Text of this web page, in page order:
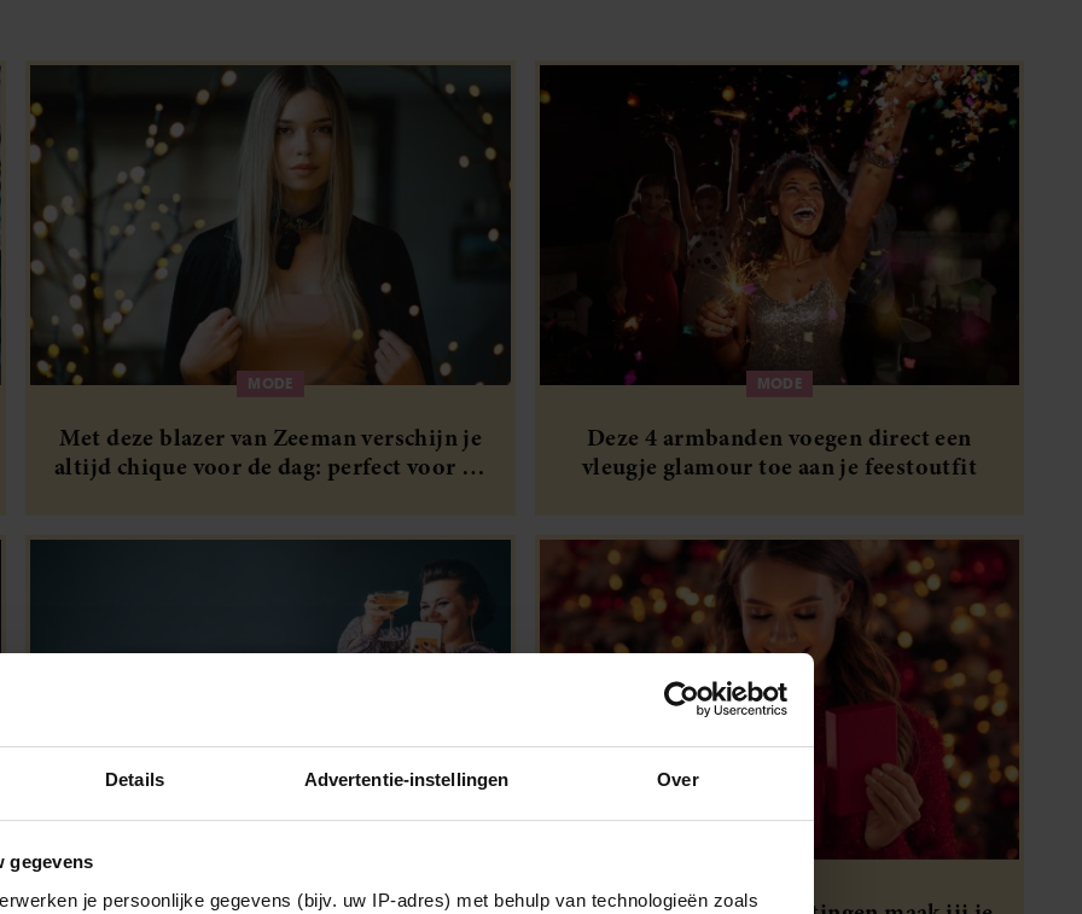
Details Advertentie-instellingen Over
gegevens
je persoonlijke gegevens (bijv. uw IP-adres) met behulp van technologieën zoals
MODE
Met deze blazer van Zeeman verschijn je
altijd chique voor de dag: perfect voor de
MODE
Deze 4 armbanden voegen direct een
vleugje glamour toe aan je feestoutfit